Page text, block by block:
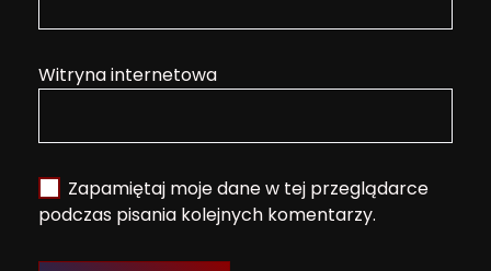
Witryna internetowa
Zapamiętaj moje dane w tej przeglądarce
podczas pisania kolejnych komentarzy.